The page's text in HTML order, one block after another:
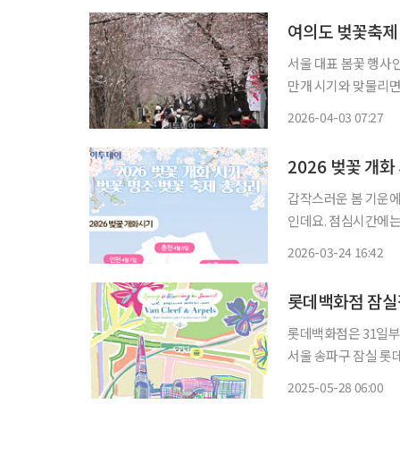
여의도 벚꽃축
서울 대표 봄꽃 행사
만개 시기와 맞물리면
2026-04-03 07:27
2026 벚꽃 개화
갑작스러운 봄 기운
인데요. 점심시간에는 외투 없는 외
2026-03-24 16:42
롯데백화점은 31일
서울 송파구 잠실 롯
2025-05-28 06:00